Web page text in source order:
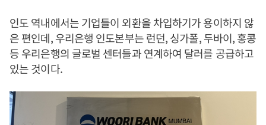
인도 역내에서는 기업들이 외환을 차입하기가 용이하지 않
은 편인데, 우리은행 인도본부는 런던, 싱가폴, 두바이, 홍콩
등 우리은행의 글로벌 센터들과 연계하여 달러를 공급하고
있는 것이다.